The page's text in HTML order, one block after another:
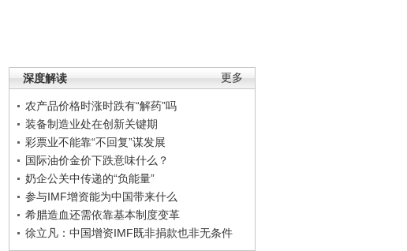
更多
深度解读
农产品价格时涨时跌有“解药”吗
装备制造业处在创新关键期
彩票业不能靠“不回复”谋发展
国际油价金价下跌意味什么？
奶企公关中传递的“负能量”
参与IMF增资能为中国带来什么
希腊造血还需依靠基本制度变革
徐立凡：中国增资IMF既非捐款也非无条件